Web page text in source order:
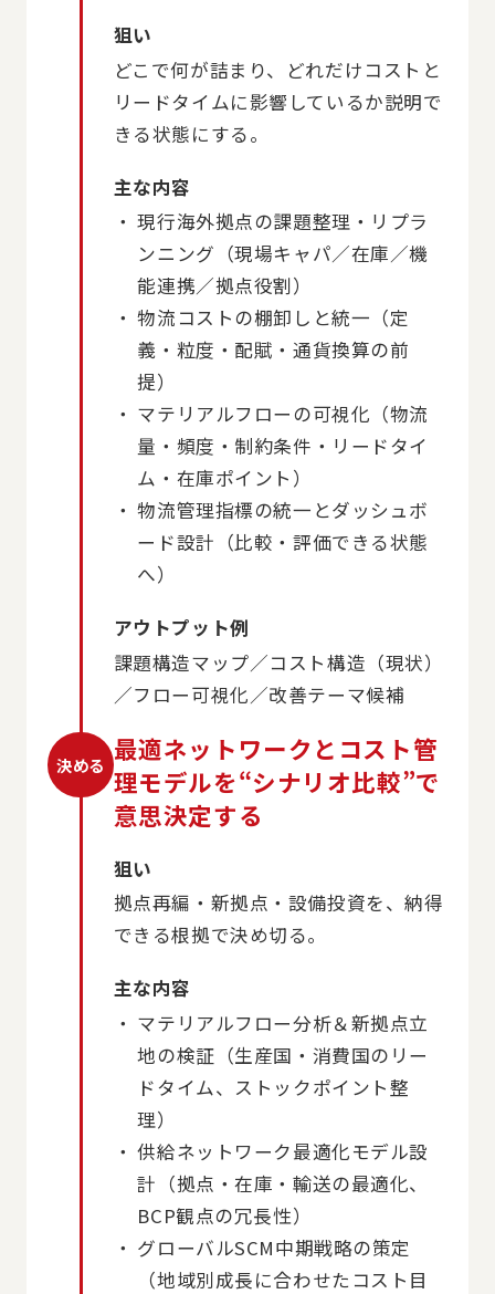
狙い
どこで何が詰まり、どれだけコストと
リードタイムに影響しているか説明で
きる状態にする。
主な内容
現行海外拠点の課題整理・リプラ
ンニング（現場キャパ／在庫／機
能連携／拠点役割）
物流コストの棚卸しと統一（定
義・粒度・配賦・通貨換算の前
提）
マテリアルフローの可視化（物流
量・頻度・制約条件・リードタイ
ム・在庫ポイント）
物流管理指標の統一とダッシュボ
ード設計（比較・評価できる状態
へ）
アウトプット例
課題構造マップ／コスト構造（現状）
／フロー可視化／改善テーマ候補
決める 最適ネットワークとコスト管
理モデルを“シナリオ比較”で
意思決定する
狙い
拠点再編・新拠点・設備投資を、納得
できる根拠で決め切る。
主な内容
マテリアルフロー分析＆新拠点立
地の検証（生産国・消費国のリー
ドタイム、ストックポイント整
理）
供給ネットワーク最適化モデル設
計（拠点・在庫・輸送の最適化、
BCP観点の冗長性）
グローバルSCM中期戦略の策定
（地域別成長に合わせたコスト目